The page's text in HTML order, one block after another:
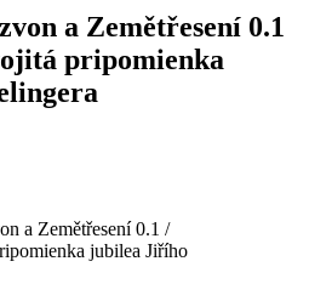
a Zemětřesení 0.1
pripomienka